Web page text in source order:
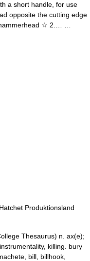
a short handle, for use
opposite the cutting edge
hammerhead ☆ 2.… …
Produktionsland
Thesaurus) n. ax(e);
killing. bury
bill, billhook,